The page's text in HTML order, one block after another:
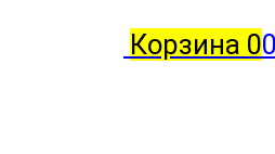
Корзина 0